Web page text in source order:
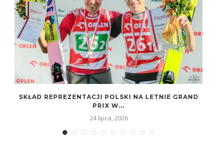
SKŁAD REPREZENTACJI POLSKI NA LETNIE GRAND
PRIX W...
24 lipca, 2026